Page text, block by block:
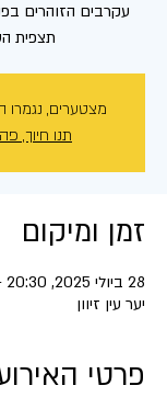
עקרבים הזוהרים
תצפית
מצטערים, נגמרו
תנו חיוך,
זמן ומיקום
28 ביולי 2025, 20:30 – 21:45
יער עין זיוון
פרטי